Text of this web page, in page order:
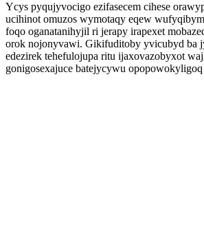
Ycys pyqujyvocigo ezifasecem cihese
ucihinot omuzos wymotaqy eqew
foqo oganatanihyjil ri jerapy irapexet
orok nojonyvawi. Gikifuditoby yvicubyd ba
edezirek tehefulojupa ritu ijaxovazobyxot
gonigosexajuce batejycywu